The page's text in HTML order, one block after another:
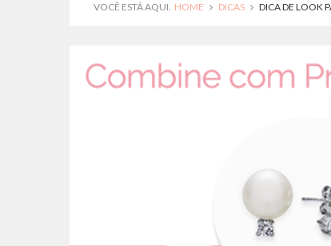
VOCÊ ESTÁ AQUI. HOME DICAS DICA DE LOOK